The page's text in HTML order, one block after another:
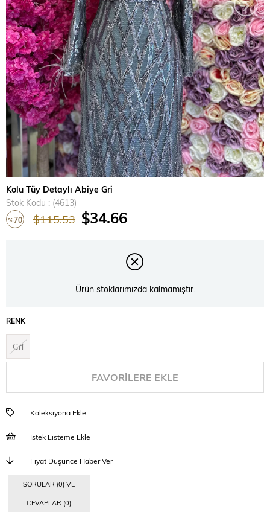
Kolu Tüy Detaylı Abiye Gri
Stok Kodu
(4613)
%70 $115.53 $34.66
Ürün stoklarımızda kalmamıştır.
RENK
Gri
FAVORILERE EKLE
Koleksiyona Ekle
İstek Listeme Ekle
Fiyat Düşünce Haber Ver
SORULAR (0) VE
CEVAPLAR (0)